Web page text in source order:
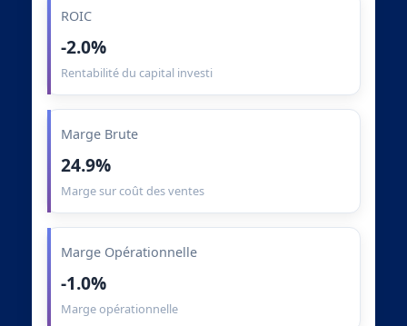
ROIC
-2.0%
Rentabilité du capital investi
Marge Brute
24.9%
Marge sur coût des ventes
Marge Opérationnelle
-1.0%
Marge opérationnelle